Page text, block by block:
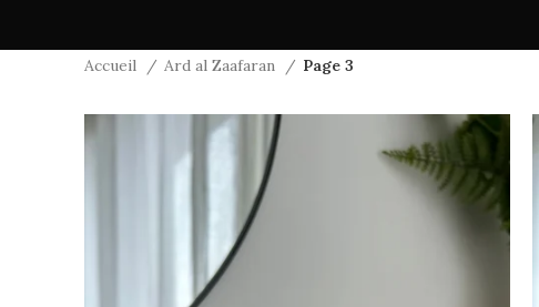
Accueil Ard al Zaafaran Page 3